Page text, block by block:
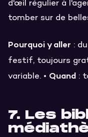
d'œil régulier à
tomber sur de
Pourquoi y aller :
festif, toujours
variable. • Quand :
7. Les